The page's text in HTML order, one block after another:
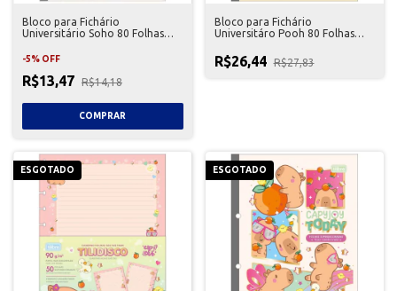
Bloco para Fichário
Universitário Soho 80 Folhas
-5% OFF
R$13,47 R$14,18
Bloco para Fichário
Universitáro Pooh 80 Folhas
R$26,44 R$27,83
ESGOTADO ESGOTADO